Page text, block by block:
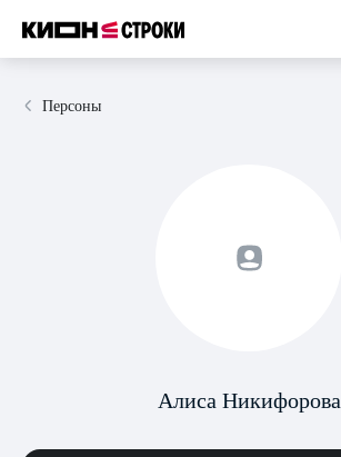
Персоны
Алиса Никифорова